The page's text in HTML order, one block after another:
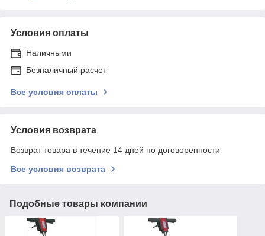
Условия оплаты
Наличными
Безналичный расчет
Все условия оплаты
Условия возврата
Возврат товара в течение 14 дней по договоренности
Все условия возврата
Подобные товары компании